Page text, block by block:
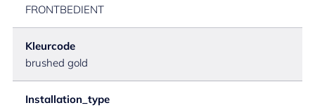
FRONTBEDIENT
Kleurcode
brushed gold
Installation_type